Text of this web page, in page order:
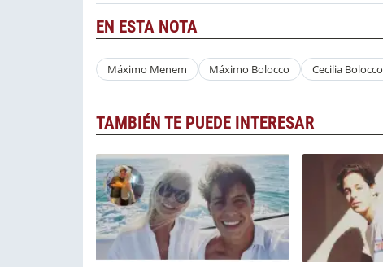
EN ESTA NOTA
Máximo Menem Máximo Bolocco Cecilia Bolocco
TAMBIÉN TE PUEDE INTERESAR